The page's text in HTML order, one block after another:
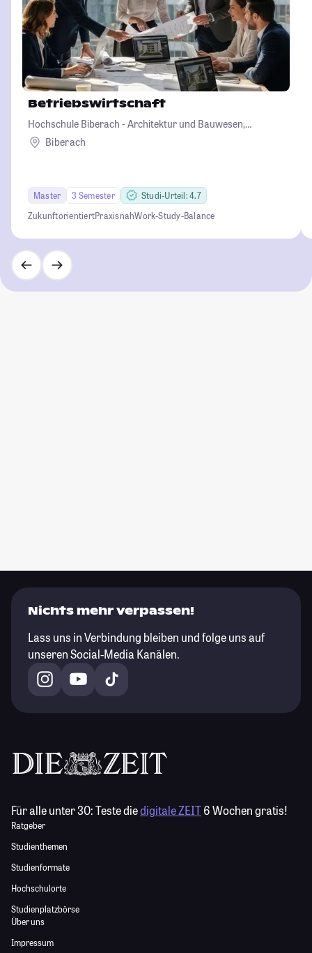
Betriebswirtschaft
Hochschule Biberach - Architektur und Bauwesen,
Betriebswirtschaft und Biotechnologie
Biberach
Master 3 Semester
Studi-Urteil: 4.7
ZukunftorientiertPraxisnahWork-Study-Balance
Nichts mehr verpassen!
Lass uns in Verbindung bleiben und folge uns auf
unseren Social-Media Kanälen.
Für alle unter 30:Teste diedigitale ZEIT6 Wochen gratis!
Ratgeber
Studienthemen
Studienformate
Hochschulorte
Studienplatzbörse
Über uns
Impressum